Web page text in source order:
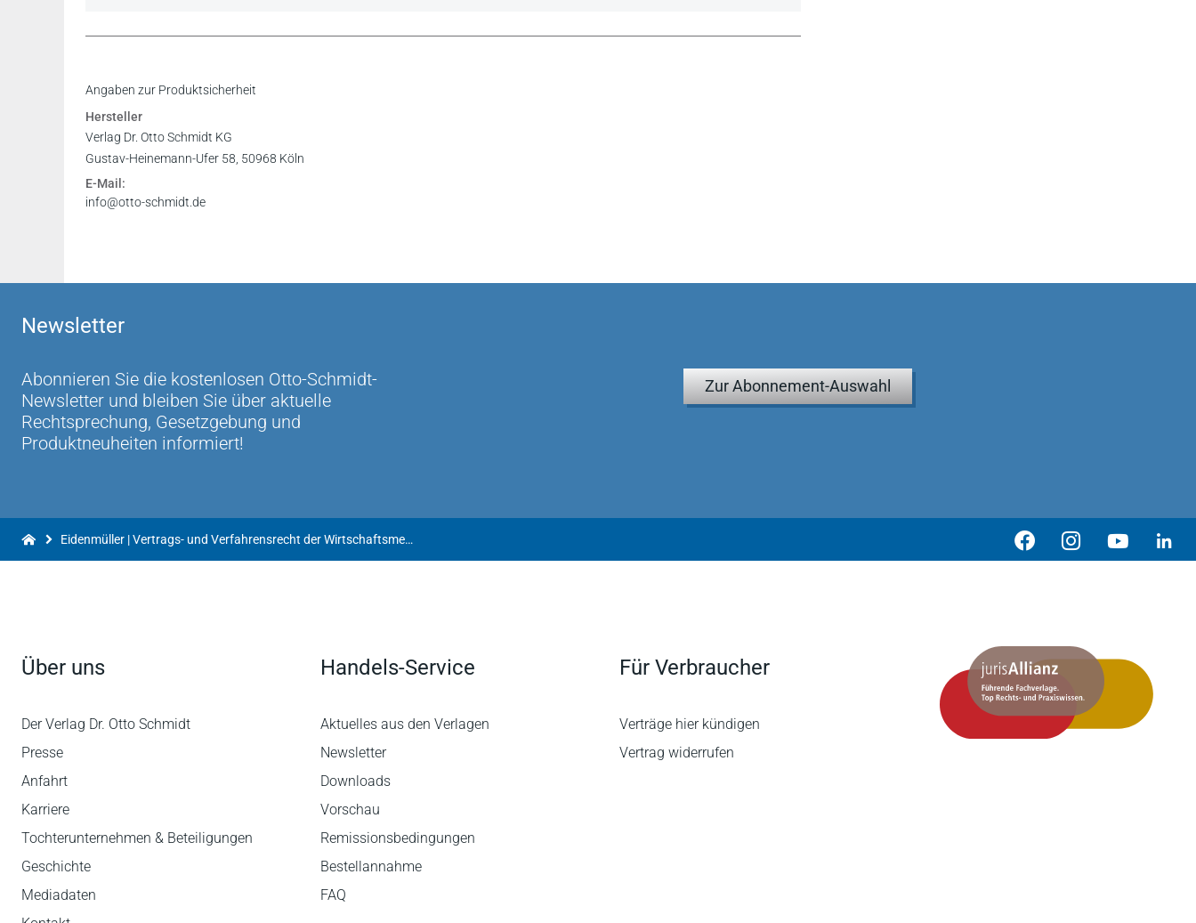
Angaben zur Produktsicherheit
Hersteller
Verlag Dr. Otto Schmidt KG
Gustav-Heinemann-Ufer 58, 50968 Köln
E-Mail:
info@otto-schmidt.de
Newsletter
Abonnieren Sie die kostenlosen Otto-Schmidt-
Newsletter und bleiben Sie über aktuelle
Rechtsprechung, Gesetzgebung und
Produktneuheiten informiert!
Zur Abonnement-Auswahl
Eidenmüller | Vertrags- und Verfahrensrecht der Wirtschaftsmediation
Über uns
Der Verlag Dr. Otto Schmidt
Presse
Anfahrt
Karriere
Tochterunternehmen & Beteiligungen
Geschichte
Mediadaten
Handels-Service
Aktuelles aus den Verlagen
Newsletter
Downloads
Vorschau
Remissionsbedingungen
Bestellannahme
FAQ
Für Verbraucher
Verträge hier kündigen
Vertrag widerrufen